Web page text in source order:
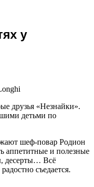
у
друзья «Незнайки».
детьми по
шеф-повар Родион
аппетитные и полезные
десерты… Всё
съедается.